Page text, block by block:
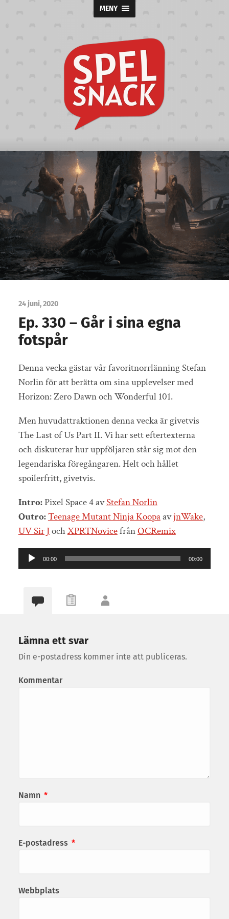
MENY
Spelsnack
24 juni, 2020
Ep. 330 – Går i sina egna
fotspår
Denna vecka gästar vår favoritnorrlänning Stefan
Norlin för att berätta om sina upplevelser med
Horizon: Zero Dawn och Wonderful 101.
Men huvudattraktionen denna vecka är givetvis
The Last of Us Part II. Vi har sett eftertexterna
och diskuterar hur uppföljaren står sig mot den
legendariska föregångaren. Helt och hållet
spoilerfritt, givetvis.
Intro:Pixel Space 4 avStefan Norlin
Outro:Teenage Mutant Ninja KoopaavjnWake,
UV Sir JochXPRTNovicefrånOCRemix
Ljudspelare
00:00 00:00
Lämna ett svar
Din e-postadress kommer inte att publiceras.
Kommentar
Namn *
E-postadress *
Webbplats